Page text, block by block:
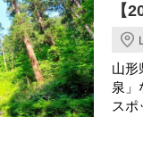
【
山形
泉」
スポ